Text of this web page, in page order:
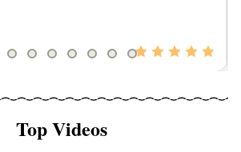
Top Videos